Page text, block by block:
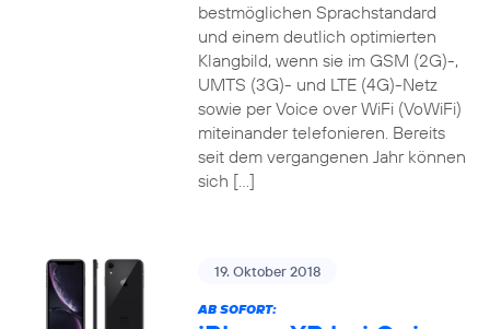
bestmöglichen Sprachstandard
und einem deutlich optimierten
Klangbild, wenn sie im GSM (2G)-,
UMTS (3G)- und LTE (4G)-Netz
sowie per Voice over WiFi (VoWiFi)
miteinander telefonieren. Bereits
seit dem vergangenen Jahr können
sich […]
19. Oktober 2018
AB SOFORT: